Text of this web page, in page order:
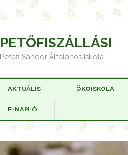
PETŐFISZÁLLÁSI
Petőfi Sándor Általános Iskola
AKTUÁLIS ÖKOISKOLA
E-NAPLÓ